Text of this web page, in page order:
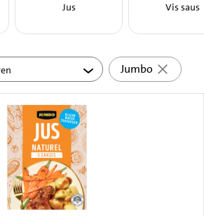
Jus Vis saus
Jumbo